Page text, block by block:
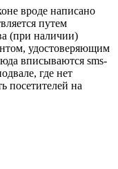
вроде написано
путем
(при наличии)
удостоверяющим
вписываются sms-
где нет
посетителей на